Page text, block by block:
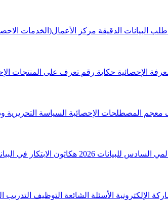
طلب البيانات الدقيقة مركز الأعمال(الخدمات
الإحصائية حكاية رقم تعرف على المنتجات
معجم المصطلحات الإحصائية السياسة التحريرية
السادس للبيانات 2026 هكاثون الابتكار في
الإلكترونية الأسئلة الشائعة التوظيف التدريب